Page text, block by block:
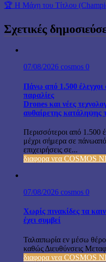
🏆 Η Μάχη του Τίτλου
Σχετικές
07/08/2026 cosmos 0
Πάνω από 1.500 έλεγχοι
παραλίες
Drones και νέες
αυθαίρετης κατάληψης
Περισσότεροι από 1.500
μέχρι σήμερα σε
επιχειρήσεις σε...
διαφορα νεα COSMOS
07/08/2026 cosmos 0
Χωρίς πινακίδες τα
έχει συμβεί
Ταλαιπωρία εν μέσω
καθώς Διευθύνσεις
διαφορα νεα COSMOS